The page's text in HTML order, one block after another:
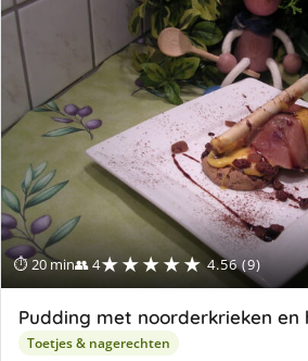
⏱ 20 min👥 4★★★★★ 4.56 (9)
Pudding met noorderkrieken
Toetjes & nagerechten